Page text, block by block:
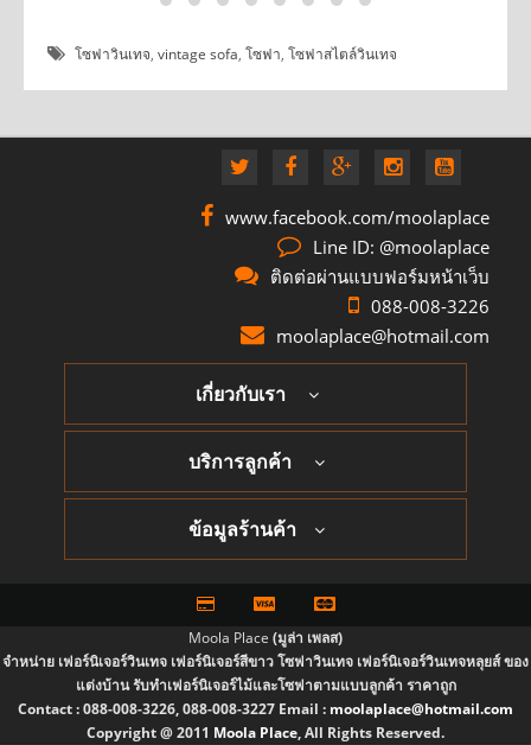
โซฟาวินเทจ, vintage sofa, โซฟา, โซฟาสไตล์วินเทจ
www.facebook.com/moolaplace
Line ID: @moolaplace
ติดต่อผ่านแบบฟอร์มหน้าเว็บ
088-008-3226
moolaplace@hotmail.com
เกี่ยวกับเรา
บริการลูกค้า
ข้อมูลร้านค้า
Moola Place (มูล่า เพลส)
จำหน่าย เฟอร์นิเจอร์วินเทจ เฟอร์นิเจอร์สีขาว โซฟาวินเทจ เฟอร์นิเจอร์วินเทจหลุยส์ ของ
แต่งบ้าน รับทำเฟอร์นิเจอร์ไม้และโซฟาตามแบบลูกค้า ราคาถูก
Contact :088-008-3226, 088-008-3227 Email : moolaplace@hotmail.com
Copyright @ 2011 Moola Place, All Rights Reserved.